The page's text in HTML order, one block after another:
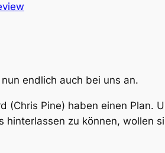
endlich auch bei uns an.
(Chris Pine) haben einen Plan.
zu können, wollen